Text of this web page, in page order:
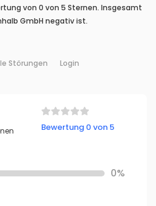
von 0 von 5 Sternen. Insgesamt
GmbH negativ ist.
Störungen Login
Bewertung 0 von 5
0%